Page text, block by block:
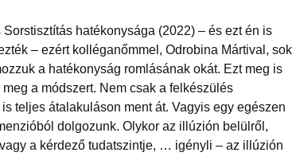
TANFOLYAM
és tudatszintek
Ügyfelek meséi
A saját mesém
FASTER EFT esetek
GYEREKBAJOK
hatékonysága (2022) – és ezt én is
– ezért kolléganőmmel, Odrobina Mártival, sok
a hatékonyság romlásának okát. Ezt meg is
a módszert. Nem csak a felkészülés
teljes átalakuláson ment át. Vagyis egy egészen
dolgozunk. Olykor az illúzión belülről,
a kérdező tudatszintje, … igényli – az illúzión